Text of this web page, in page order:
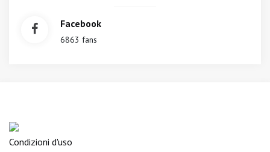
Facebook
6863 fans
Condizioni d'uso